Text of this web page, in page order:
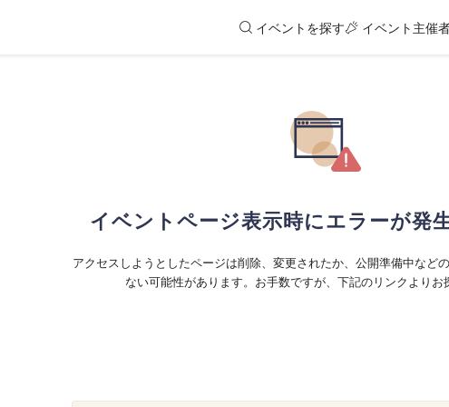
イベントを探す イベント主催
イベントページ表示時にエラーが発
アクセスしようとしたページは削除、変更されたか、公開準備中など
ない可能性があります。お手数ですが、下記のリンクよりお